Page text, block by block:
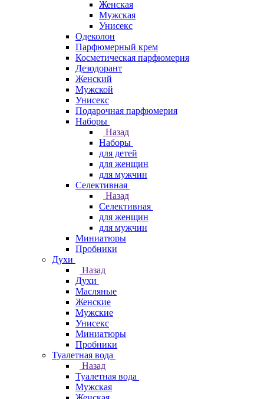
Женская
Мужская
Унисекс
Одеколон
Парфюмерный крем
Косметическая парфюмерия
Дезодорант
Женский
Мужской
Унисекс
Подарочная парфюмерия
Наборы
Назад
Наборы
для детей
для женщин
для мужчин
Селективная
Назад
Селективная
для женщин
для мужчин
Миниатюры
Пробники
Духи
Назад
Духи
Масляные
Женские
Мужские
Унисекс
Миниатюры
Пробники
Туалетная вода
Назад
Туалетная вода
Мужская